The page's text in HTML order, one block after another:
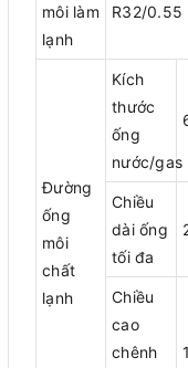
môi làm
lạnh
R32/0.55
Đường
ống
môi
chất
lạnh
Kích
thước
ống
nước/gas
Chiều
dài ống
tối đa
Chiều
cao
chênh